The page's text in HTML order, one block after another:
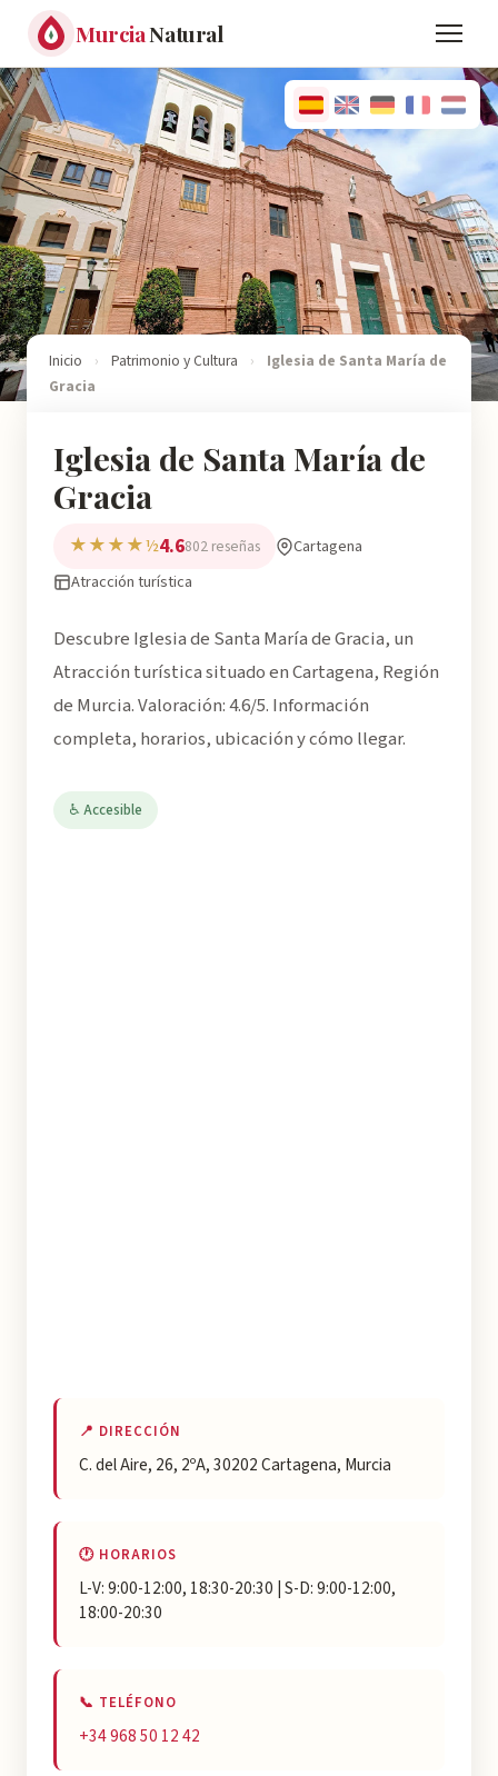
MurciaNatural
Inicio › Patrimonio y Cultura ›
Iglesia de Santa María de
Gracia
Iglesia de Santa María de
Gracia
★★★★½4.6802 reseñas
Cartagena
Atracción turística
Descubre Iglesia de Santa María de Gracia, un
Atracción turística situado en Cartagena, Región
de Murcia. Valoración: 4.6/5. Información
completa, horarios, ubicación y cómo llegar.
♿ Accesible
📍 DIRECCIÓN
C. del Aire, 26, 2ºA, 30202 Cartagena, Murcia
🕐 HORARIOS
L-V: 9:00-12:00, 18:30-20:30 | S-D: 9:00-12:00,
18:00-20:30
📞 TELÉFONO
+34 968 50 12 42